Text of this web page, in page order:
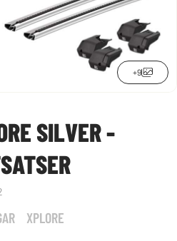
+9
SILVER -
XPLORE